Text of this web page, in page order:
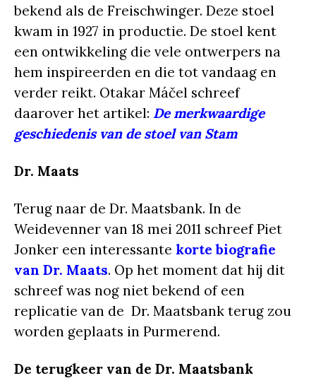
bekend als de Freischwinger. Deze stoel
kwam in 1927 in productie. De stoel kent
een ontwikkeling die vele ontwerpers na
hem inspireerden en die tot vandaag en
verder reikt. Otakar Máčel schreef
daarover het artikel: De merkwaardige
geschiedenis van de stoel van Stam
Dr. Maats
Terug naar de Dr. Maatsbank. In de
Weidevenner van 18 mei 2011 schreef Piet
Jonker een interessante korte biografie
van Dr. Maats. Op het moment dat hij dit
schreef was nog niet bekend of een
replicatie van de Dr. Maatsbank terug zou
worden geplaats in Purmerend.
De terugkeer van de Dr. Maatsbank